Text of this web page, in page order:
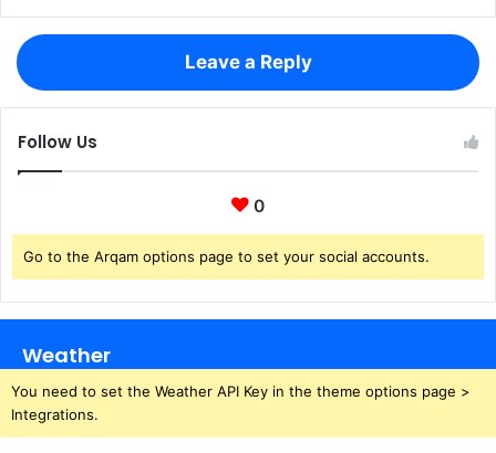
Leave a Reply
Follow Us
0
Go to the Arqam options page to set your social accounts.
Weather
You need to set the Weather API Key in the theme options page >
Integrations.